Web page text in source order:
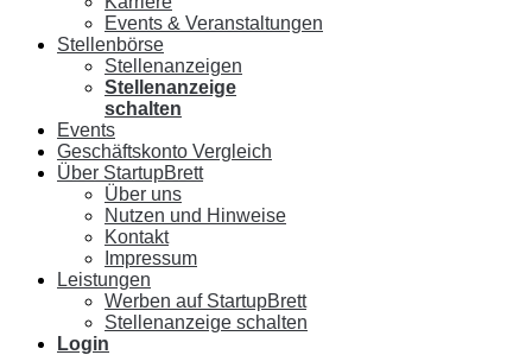
Events & Veranstaltungen
Stellenbörse
Stellenanzeigen
Stellenanzeige
schalten
Events
Geschäftskonto Vergleich
Über StartupBrett
Über uns
Nutzen und Hinweise
Kontakt
Impressum
Leistungen
Werben auf StartupBrett
Stellenanzeige schalten
Login